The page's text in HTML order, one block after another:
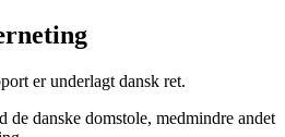
er underlagt dansk ret.
de danske domstole, medmindre andet